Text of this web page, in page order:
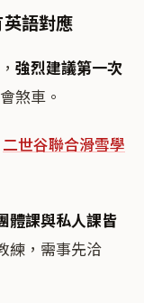
英語對應
強烈建議第一次
煞車。
二世谷聯合滑雪學
體課與私人課皆
練，需事先洽